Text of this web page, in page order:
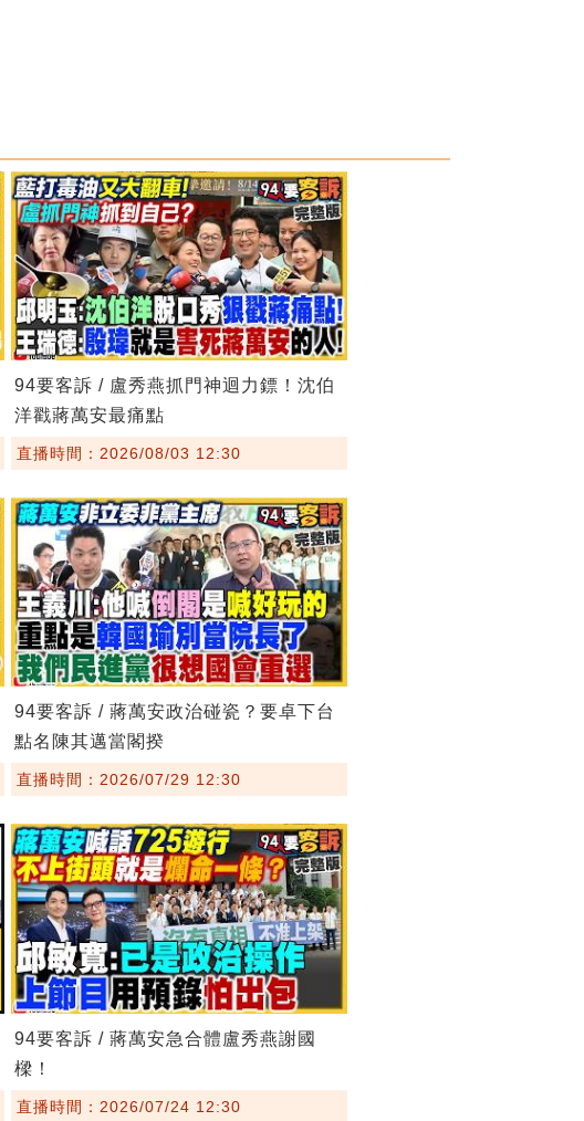
94要客訴 / 盧秀燕抓門神迴力鏢！沈伯
洋戳蔣萬安最痛點
直播時間：2026/08/03 12:30
94要客訴 / 蔣萬安政治碰瓷？要卓下台
點名陳其邁當閣揆
直播時間：2026/07/29 12:30
94要客訴 / 蔣萬安急合體盧秀燕謝國
樑！
直播時間：2026/07/24 12:30